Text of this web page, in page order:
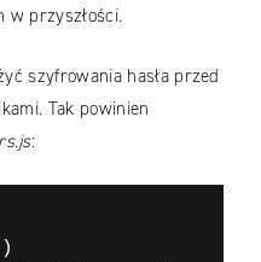
w przyszłości.
szyfrowania hasła przed
Tak powinien
: